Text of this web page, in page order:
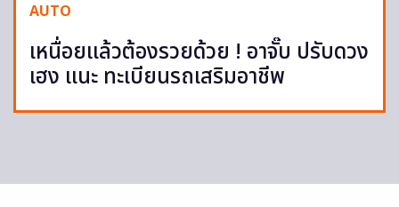
AUTO
เหนื่อยแล้วต้องรวยด้วย ! อาจั๊บ ปรับดวง
เฮง แนะ ทะเบียนรถเสริมอาชีพ